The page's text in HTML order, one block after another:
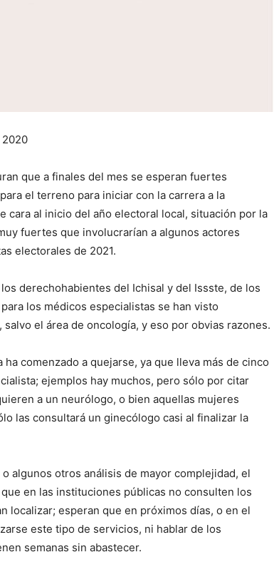
2020
que a finales del mes se esperan fuertes
el terreno para iniciar con la carrera a la
cara al inicio del año electoral local, situación por la
fuertes que involucrarían a algunos actores
electorales de 2021.
derechohabientes del Ichisal y del Issste, de los
los médicos especialistas se han visto
el área de oncología, y eso por obvias razones.
comenzado a quejarse, ya que lleva más de cinco
ejemplos hay muchos, pero sólo por citar
a un neurólogo, o bien aquellas mujeres
las consultará un ginecólogo casi al finalizar la
algunos otros análisis de mayor complejidad, el
en las instituciones públicas no consulten los
localizar; esperan que en próximos días, o en el
este tipo de servicios, ni hablar de los
semanas sin abastecer.